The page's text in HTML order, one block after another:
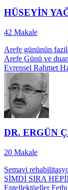
HÜSEYİN
42 Makale
Arefe gününün
Arefe Günü ve
Evrensel Rahmet
DR. ERGÜN
20 Makale
Semavi
ŞİMDİ SIRA
Entellektüeller